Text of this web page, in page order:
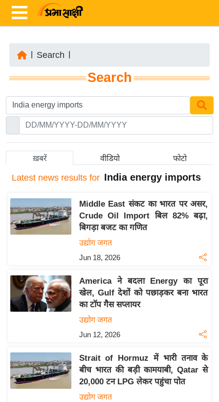
ज़ा
ख
र
ष्ट्री
अं
र्रा
ष्ट्री
य
स
उ
द्यो
ग
त
वि
शे
Search
Search
ख़बरें वीडियो फोटो
Latest news results for India energy imports
Middle East संकट का भारत पर असर,
Crude Oil Import बिल 82% बढ़ा,
बिगड़ा बजट का गणित
उद्योग जगत
Jun 18, 2026
America ने बदला Energy का पूरा
खेल, Gulf देशों को पछाड़कर बना भारत
का टॉप गैस सप्लायर
उद्योग जगत
Jun 12, 2026
Strait of Hormuz में भारी तनाव के
बीच भारत की बड़ी कामयाबी, Qatar से
20,000 टन LPG लेकर पहुंचा पोत
उद्योग जगत